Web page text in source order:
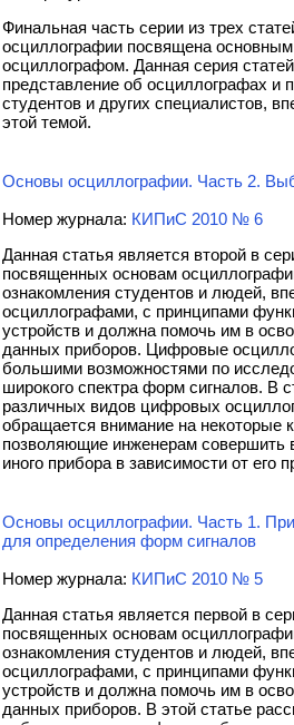
Финальная часть серии из трех
осциллографии посвящена основным
осциллографом. Данная серия
представление об осциллографах и
студентов и других специалистов,
этой темой.
Основы осциллографии. Часть 2.
Номер журнала: КИПиС 2010 № 6
Данная статья является второй в
посвященных основам
ознакомления студентов и людей,
осциллографами, с принципами
устройств и должна помочь им в
данных приборов. Цифровые
большими возможностями по
широкого спектра форм сигналов. В
различных видов цифровых
обращается внимание на некоторые
позволяющие инженерам совершить
иного прибора в зависимости от его
Основы осциллографии. Часть 1.
для определения форм сигналов
Номер журнала: КИПиС 2010 № 5
Данная статья является первой в
посвященных основам
ознакомления студентов и людей,
осциллографами, с принципами
устройств и должна помочь им в
данных приборов. В этой статье